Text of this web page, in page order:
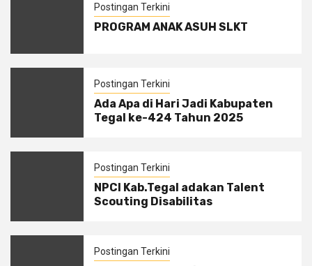
Postingan Terkini
PROGRAM ANAK ASUH SLKT
Postingan Terkini
Ada Apa di Hari Jadi Kabupaten
Tegal ke-424 Tahun 2025
Postingan Terkini
NPCI Kab.Tegal adakan Talent
Scouting Disabilitas
Postingan Terkini